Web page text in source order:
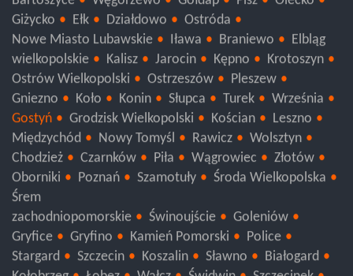
Bartoszyce
Węgorzewo Gołdap Pisz
Olecko
Giżycko
Ełk Działdowo
Ostróda
Nowe Miasto Lubawskie
Iława Braniewo
Elbląg
wielkopolskie
Kalisz Jarocin Kępno
Krotoszyn
Ostrów Wielkopolski
Ostrzeszów
Pleszew
Gniezno
Koło Konin Słupca Turek
Września
Gostyń
Grodzisk Wielkopolski Kościan
Leszno
Międzychód
Nowy Tomyśl Rawicz
Wolsztyn
Chodzież
Czarnków Piła Wągrowiec
Złotów
Oborniki
Poznań Szamotuły
Środa Wielkopolska
Śrem
zachodniopomorskie
Świnoujście
Goleniów
Gryfice
Gryfino Kamień Pomorski
Police
Stargard
Szczecin Koszalin Sławno
Białogard